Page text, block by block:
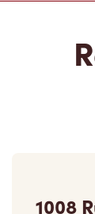
1008